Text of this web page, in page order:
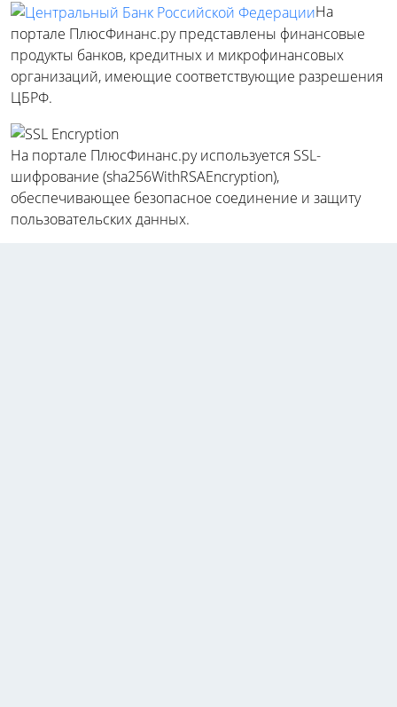
На
портале ПлюсФинанс.ру представлены финансовые
продукты банков, кредитных и микрофинансовых
организаций, имеющие соответствующие разрешения
ЦБРФ.
На портале ПлюсФинанс.ру используется SSL-
шифрование (sha256WithRSAEncryption),
обеспечивающее безопасное соединение и защиту
пользовательских данных.